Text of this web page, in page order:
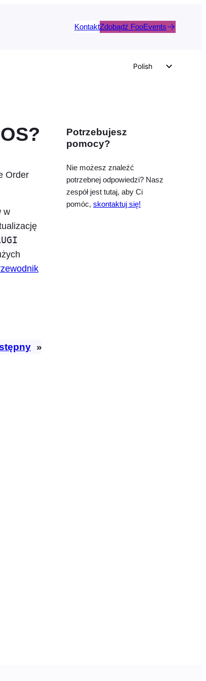
KontaktZdobądź FooEvents
Polish
Portuguese
French
Czech
Order
w
»
Potrzebujesz
pomocy?
Nie możesz znaleźć
potrzebnej odpowiedzi? Nasz
zespół jest tutaj, aby Ci
pomóc, skontaktuj się!